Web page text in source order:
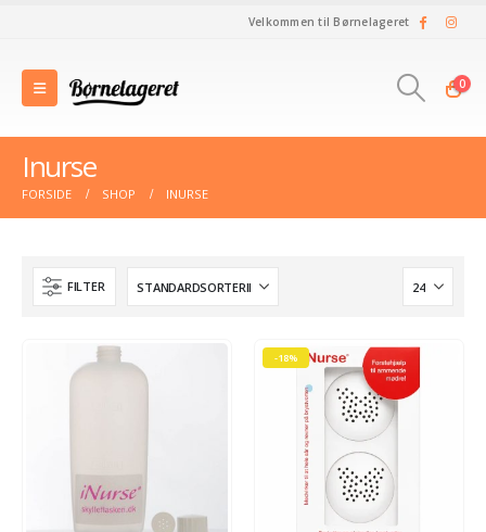
Velkommen til Børnelageret
0
Inurse
FORSIDE SHOP INURSE
FILTER
-18%